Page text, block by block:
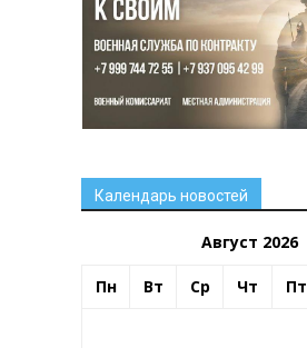
Календарь новостей
Август 2026
Пн Вт Ср Чт Пт